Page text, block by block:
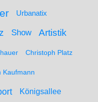
Urbanatix
Show Artistik
Christoph Platz
Kaufmann
Königsallee